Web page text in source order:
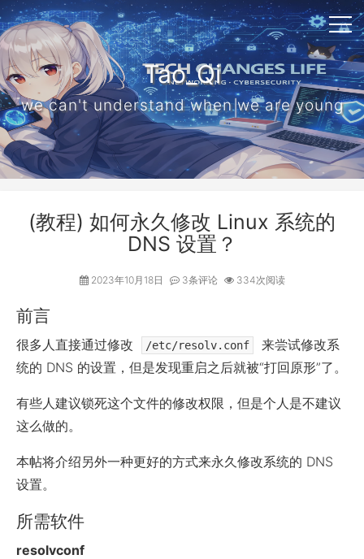
Tao_Qi
we can't understand when we are young
(教程) 如何永久修改 Linux 系统的
DNS 设置？
2023年10月18日 3条评论 334次阅读
前言
很多人直接通过修改 /etc/resolv.conf
来尝试修改系
统的 DNS 的设置，但是发现重启之后就被“打回原形”了。
有些人建议锁死这个文件的修改权限，但是个人是不建议
这么做的。
本帖将介绍另外一种更好的方式来永久修改系统的 DNS
设置。
所需软件
resolvconf